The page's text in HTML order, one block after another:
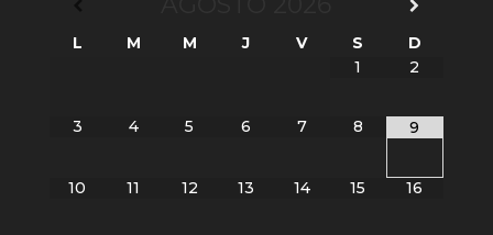
L M M J V S
D
1
2
3 4 5 6 7 8 9
10 11 12 13 14 15 16